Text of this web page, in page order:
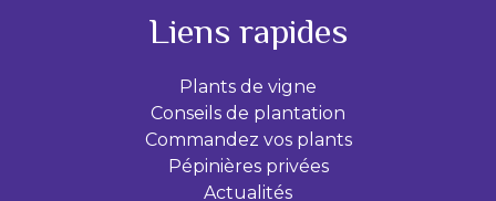
Liens rapides
Plants de vigne
Conseils de plantation
Commandez vos plants
Pépinières privées
Actualités